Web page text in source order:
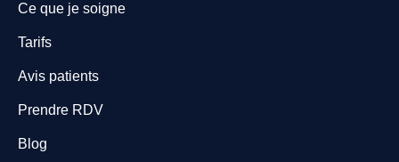
Ce que je soigne
Tarifs
Avis patients
Prendre RDV
Blog